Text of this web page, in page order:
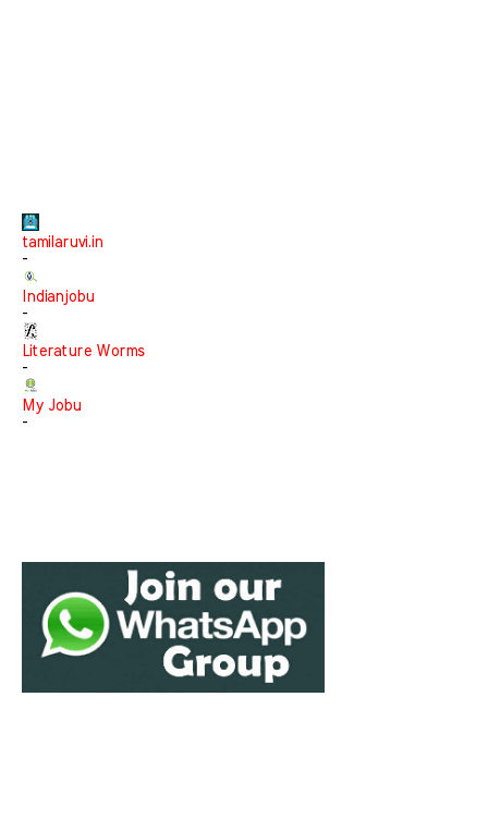
tamilaruvi.in
-
Indianjobu
-
Literature Worms
-
My Jobu
-